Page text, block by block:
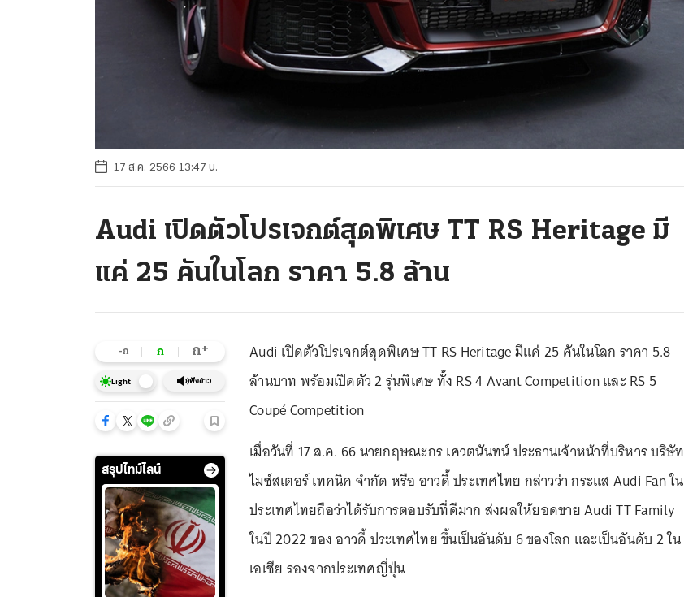
17 ส.ค. 2566 13:47 น.
Audi เปิดตัวโปรเจกต์สุดพิเศษ TT RS Heritage มี
แค่ 25 คันในโลก ราคา 5.8 ล้าน
-ก ก ก+
Light ฟังข่าว
สรุปไทม์ไลน์
Audi เปิดตัวโปรเจกต์สุดพิเศษ TT RS Heritage มีแค่ 25 คันในโลก ราคา 5.8
ล้านบาท พร้อมเปิดตัว 2 รุ่นพิเศษ ทั้ง RS 4 Avant Competition และ RS 5
Coupé Competition
เมื่อวันที่ 17 ส.ค. 66 นายกฤษณะกร เศวตนันทน์ ประธานเจ้าหน้าที่บริหาร บริษัท
ไมซ์สเตอร์ เทคนิค จำกัด หรือ อาวดี้ ประเทศไทย กล่าวว่า กระแส Audi Fan ใน
ประเทศไทยถือว่าได้รับการตอบรับที่ดีมาก ส่งผลให้ยอดขาย Audi TT Family
ในปี 2022 ของ อาวดี้ ประเทศไทย ขึ้นเป็นอันดับ 6 ของโลก และเป็นอันดับ 2 ใน
เอเชีย รองจากประเทศญี่ปุ่น